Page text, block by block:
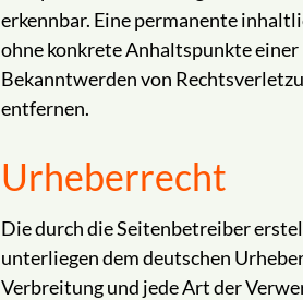
erkennbar. Eine permanente
ohne konkrete Anhaltspunkte
Bekanntwerden von
entfernen.
Urheberrecht
Die durch die Seitenbetreiber
unterliegen dem deutschen
Verbreitung und jede Art der